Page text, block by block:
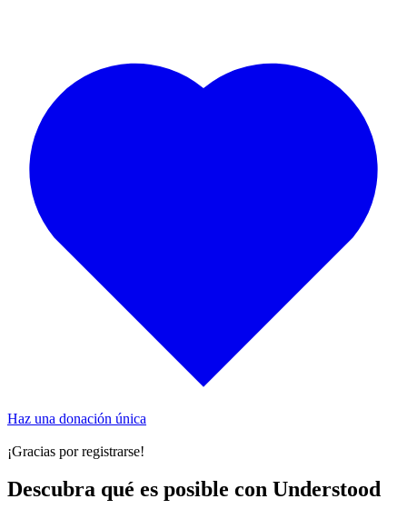
Haz una donación única
¡Gracias por registrarse!
Descubra qué es posible con Understood